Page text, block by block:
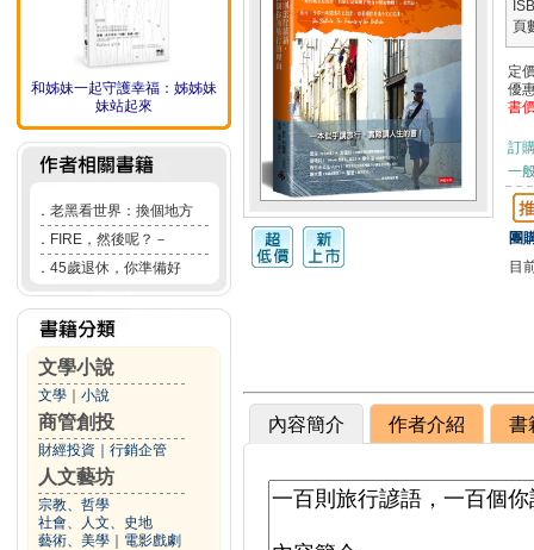
和姊妹一起守護幸福：姊姊妹
妹站起來
． 老黑看世界：換個地方
． FIRE，然後呢？－
． 45歲退休，你準備好
文學小說
文學 小說
商管創投
財經投資 行銷企管
人文藝坊
宗教、哲學
社會、人文、史地
藝術、美學
電影戲劇
頁
定
優
書
訂
一
團
目
內容簡介 作者介紹 書